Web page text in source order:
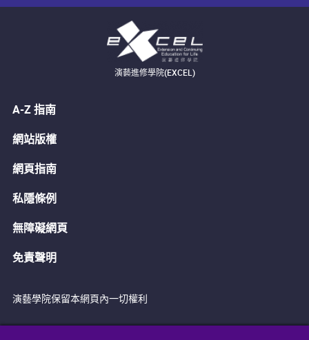
演藝進修學院(EXCEL)
A-Z 指南
網站版權
網頁指南
私隱條例
無障礙網頁
免責聲明
演藝學院保留本網頁內一切權利